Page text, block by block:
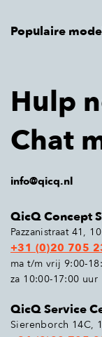
Populaire
Hulp
Chat
info@qicq.nl
QicQ Concept
Pazzanistraat 41,
+31 (0)20 705
ma t/m vrij 9:00-
za 10:00-17:00 uur
QicQ Service
Sierenborch 14C,